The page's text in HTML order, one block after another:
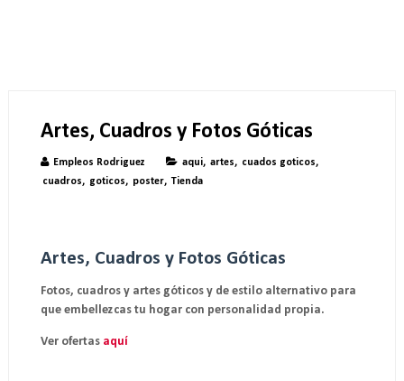
Artes, Cuadros y Fotos Góticas
Empleos Rodriguez aqui, artes, cuados goticos,
cuadros, goticos, poster, Tienda
Artes, Cuadros y Fotos Góticas
Fotos, cuadros y artes góticos y de estilo alternativo para
que embellezcas tu hogar con personalidad propia.
Ver ofertas aquí